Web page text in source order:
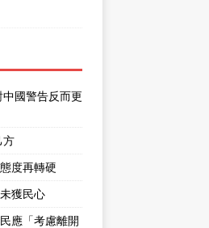
國警告反而更
方
度再轉硬
獲民心
應「考慮離開